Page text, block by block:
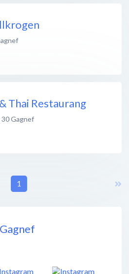
Thai Restaurang
30Gagnef
1